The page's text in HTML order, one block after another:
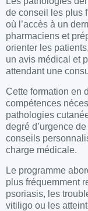
de conseil les plus
où l’accès à un
pharmaciens et
orienter les
un avis médical et
attendant une
Cette formation en
compétences
pathologies
degré d’urgence
conseils
charge médicale.
Le programme
plus fréquemment
psoriasis, les
vitiligo ou les